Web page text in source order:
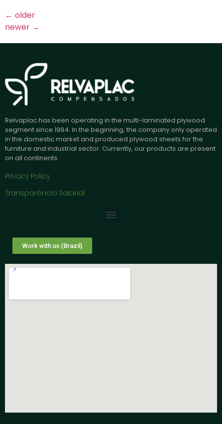
← older
newer →
Relvaplac has been operating in the multi-laminated plywood
segment since 1994. In the beginning, the company only operated
in the domestic market and produced plywood sheets for the
furniture and industrial sector. Currently, our products are present
on all continents.
Privacy Policy
Transparência Salarial
Work with us (Brazil)